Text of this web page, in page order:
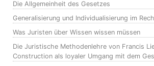
Die Allgemeinheit des Gesetzes
Generalisierung und Individualisierung im
Was Juristen über Wissen wissen müssen
Die Juristische Methodenlehre von Francis
Construction als loyaler Umgang mit dem